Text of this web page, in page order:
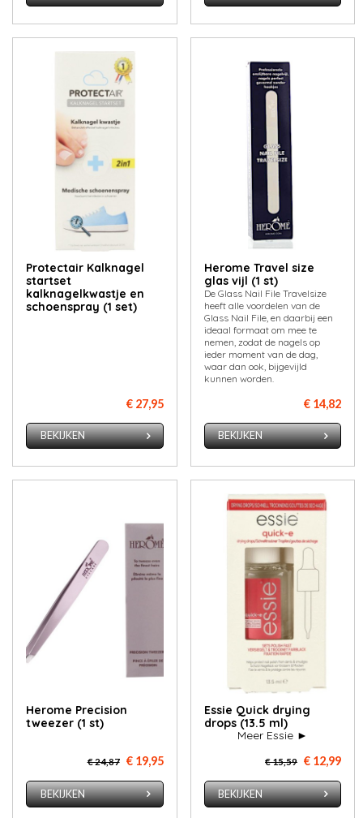
Protectair Kalknagel
startset
kalknagelkwastje en
schoenspray (1 set)
€ 27,95
BEKIJKEN
Herome Travel size
glas vijl (1 st)
De Glass Nail File Travelsize
heeft alle voordelen van de
Glass Nail File, en daarbij een
ideaal formaat om mee te
nemen, zodat de nagels op
ieder moment van de dag,
waar dan ook, bijgevijld
kunnen worden.
€ 14,82
BEKIJKEN
Herome Precision
tweezer (1 st)
€ 24,87 € 19,95
BEKIJKEN
Essie Quick drying
drops (13.5 ml)
Meer Essie ►
€ 15,59 € 12,99
BEKIJKEN